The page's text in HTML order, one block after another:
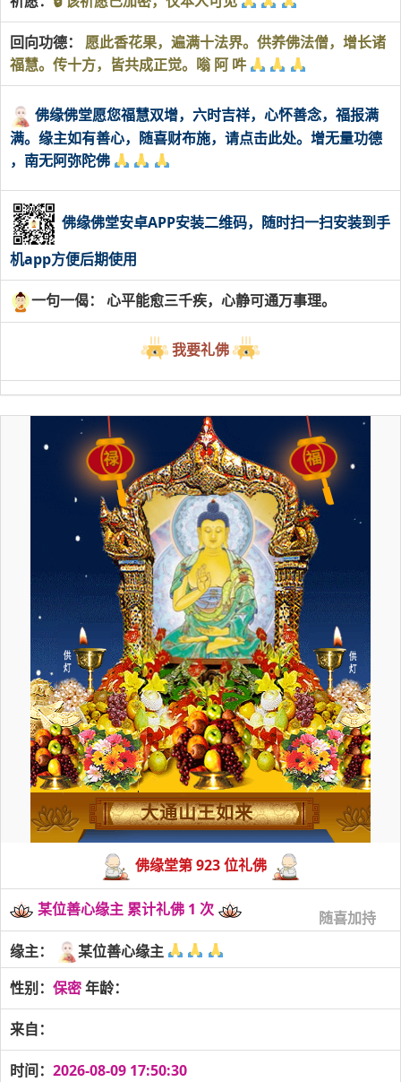
回向功德： 愿此香花果，遍满十法界。供养佛法僧，增长诸
福慧。传十方，皆共成正觉。嗡 阿 吽
佛缘佛堂愿您福慧双增，六时吉祥，心怀善念，福报满
满。缘主如有善心，随喜财布施，请点击此处。增无量功德
，南无阿弥陀佛
佛缘佛堂安卓APP安装二维码，随时扫一扫安装到手
机app方便后期使用
一句一偈： 心平能愈三千疾，心静可通万事理。
我要礼佛
福
禄
大通山王如来
佛缘堂第 923 位礼佛
某位善心缘主 累计礼佛 1 次 随喜加持
缘主：
某位善心缘主
性别： 保密年龄：
来自：
时间： 2026-08-09 17:50:30